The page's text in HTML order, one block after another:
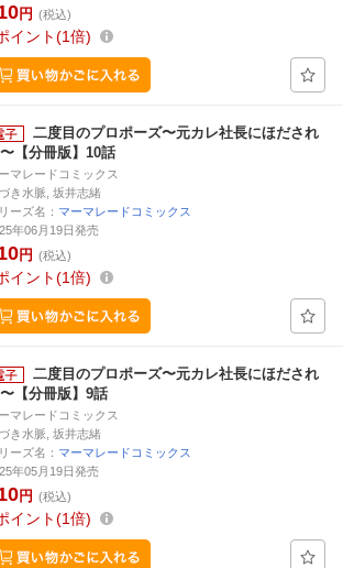
円 (税込)
イント 1倍
二度目のプロポーズ〜元カレ社長にほだされ
【分冊版】10話
マレードコミックス
き水脈, 坂井志緒
ーズ名： マーマレードコミックス
年06月19日発売
円 (税込)
イント 1倍
二度目のプロポーズ〜元カレ社長にほだされ
【分冊版】9話
マレードコミックス
き水脈, 坂井志緒
ーズ名： マーマレードコミックス
年05月19日発売
円 (税込)
イント 1倍